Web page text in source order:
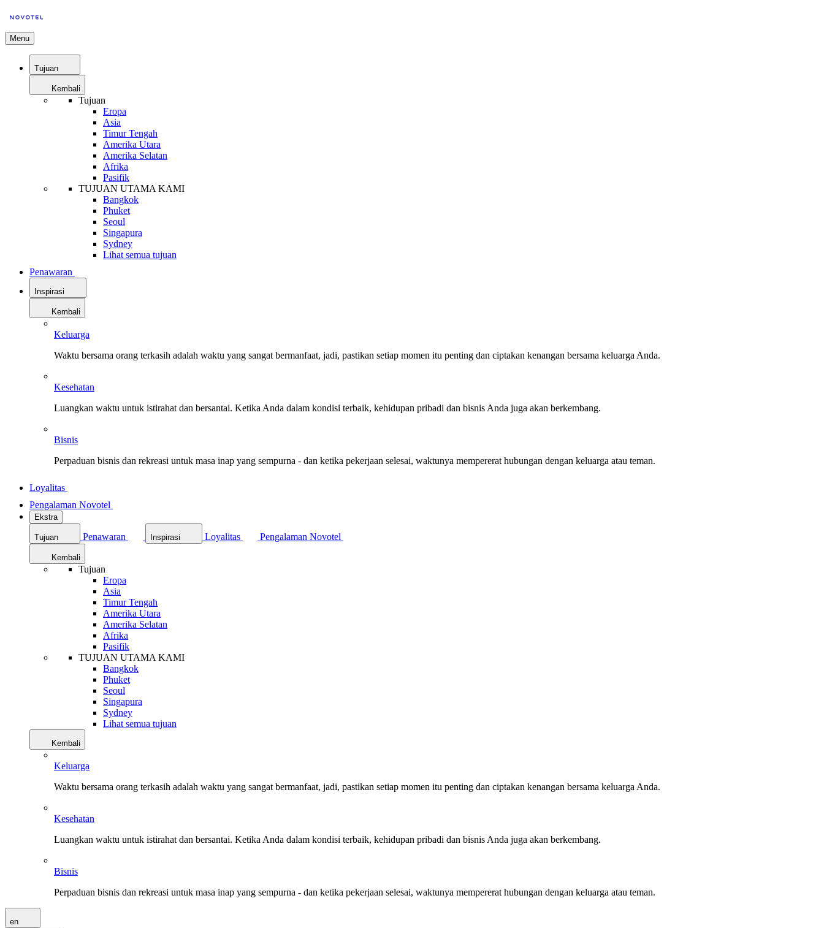
Menu
Tujuan
Kembali
Tujuan
Eropa
Asia
Timur Tengah
Amerika Utara
Amerika Selatan
Afrika
Pasifik
TUJUAN UTAMA KAMI
Bangkok
Phuket
Seoul
Singapura
Sydney
Lihat semua tujuan
Penawaran
Inspirasi
Kembali
Keluarga
Waktu bersama orang terkasih adalah waktu yang sangat bermanfaat, jadi, pastikan setiap momen itu penting dan ciptakan kenangan bersama keluarga Anda.
Kesehatan
Luangkan waktu untuk istirahat dan bersantai. Ketika Anda dalam kondisi terbaik, kehidupan pribadi dan bisnis Anda juga akan berkembang.
Bisnis
Perpaduan bisnis dan rekreasi untuk masa inap yang sempurna - dan ketika pekerjaan selesai, waktunya mempererat hubungan dengan keluarga atau teman.
Loyalitas
Pengalaman Novotel
Ekstra
Tujuan Penawaran Inspirasi Loyalitas Pengalaman Novotel
Kembali
Tujuan
Eropa
Asia
Timur Tengah
Amerika Utara
Amerika Selatan
Afrika
Pasifik
TUJUAN UTAMA KAMI
Bangkok
Phuket
Seoul
Singapura
Sydney
Lihat semua tujuan
Kembali
Keluarga
Waktu bersama orang terkasih adalah waktu yang sangat bermanfaat, jadi, pastikan setiap momen itu penting dan ciptakan kenangan bersama keluarga Anda.
Kesehatan
Luangkan waktu untuk istirahat dan bersantai. Ketika Anda dalam kondisi terbaik, kehidupan pribadi dan bisnis Anda juga akan berkembang.
Bisnis
Perpaduan bisnis dan rekreasi untuk masa inap yang sempurna - dan ketika pekerjaan selesai, waktunya mempererat hubungan dengan keluarga atau teman.
en